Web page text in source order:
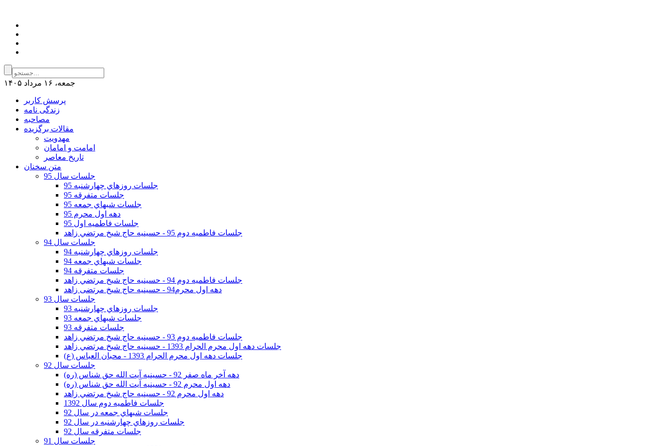
جمعه، ۱۶ مرداد ۱۴۰۵
پرسش کاربر
زندگی نامه
مصاحبه
مقالات برگزیده
مهدویت
امامت و امامان
تاریخ معاصر
متن سخنان
جلسات سال 95
جلسات روزهاي چهارشنبه 95
جلسات متفرقه 95
جلسات شبهاي جمعه 95
دهه اول محرم 95
جلسات فاطمیه اول 95
جلسات فاطمیه دوم 95 - حسينيه حاج شيخ مرتضي زاهد
جلسات سال 94
جلسات روزهاي چهارشنبه 94
جلسات شبهاي جمعه 94
جلسات متفرقه 94
جلسات فاطميه دوم 94 - حسينيه حاج شيخ مرتضي زاهد
دهه اول محرم94 - حسینیه حاج شیخ مرتضی زاهد
جلسات سال 93
جلسات روزهاي چهارشنبه 93
جلسات شبهاي جمعه 93
جلسات متفرقه 93
جلسات فاطميه دوم 93 - حسينيه حاج شيخ مرتضي زاهد
جلسات دهه اول محرم الحرام 1393 - حسينيه حاج شيخ مرتضي زاهد
جلسات دهه اول محرم الحرام 1393 - محبان العباس (ع)
جلسات سال 92
دهه آخر ماه صفر 92 - حسينيه آيت الله حق شناس (ره)
دهه اول محرم 92 - حسينيه آيت الله حق شناس (ره)
دهه اول محرم 92 - حسينيه حاج شيخ مرتضي زاهد
جلسات فاطميه دوم سال 1392
جلسات شبهاي جمعه در سال 92
جلسات روزهاي چهارشنبه در سال 92
جلسات متفرقه سال 92
جلسات سال 91